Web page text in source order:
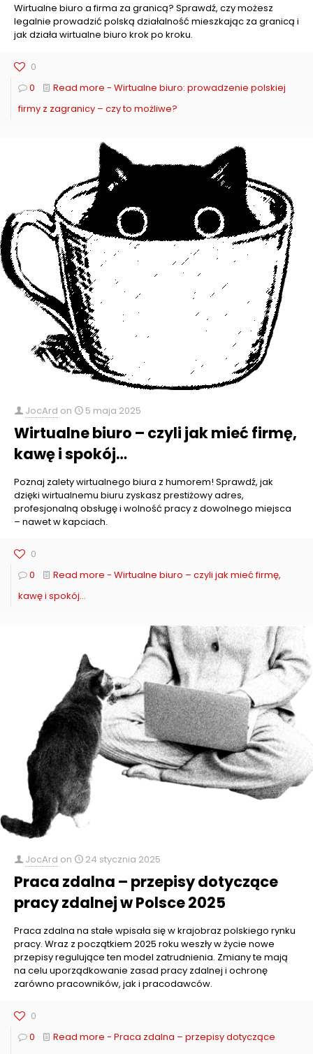
Wirtualne biuro a firma za granicą? Sprawdź, czy możesz
legalnie prowadzić polską działalność mieszkając za granicą i
jak działa wirtualne biuro krok po kroku.
0
0
Read more - Wirtualne biuro: prowadzenie polskiej
firmy z zagranicy – czy to możliwe?
JocArd on 5 maja 2025
Wirtualne biuro – czyli jak mieć firmę,
kawę i spokój…
Poznaj zalety wirtualnego biura z humorem! Sprawdź, jak
dzięki wirtualnemu biuru zyskasz prestiżowy adres,
profesjonalną obsługę i wolność pracy z dowolnego miejsca
– nawet w kapciach.
0
0
Read more - Wirtualne biuro – czyli jak mieć firmę,
kawę i spokój…
JocArd on 24 stycznia 2025
Praca zdalna – przepisy dotyczące
pracy zdalnej w Polsce 2025
Praca zdalna na stałe wpisała się w krajobraz polskiego rynku
pracy. Wraz z początkiem 2025 roku weszły w życie nowe
przepisy regulujące ten model zatrudnienia. Zmiany te mają
na celu uporządkowanie zasad pracy zdalnej i ochronę
zarówno pracowników, jak i pracodawców.
0
0
Read more - Praca zdalna – przepisy dotyczące